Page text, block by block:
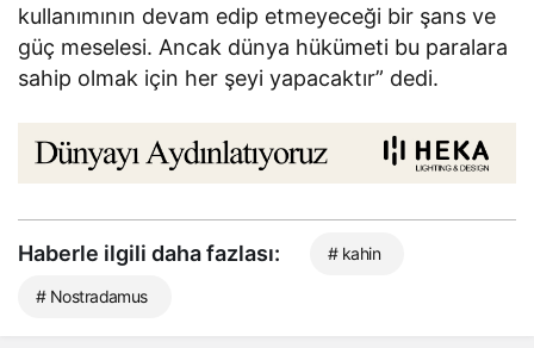
kullanımının devam edip etmeyeceği bir şans ve
güç meselesi. Ancak dünya hükümeti bu paralara
sahip olmak için her şeyi yapacaktır” dedi.
Haberle ilgili daha fazlası: # kahin
# Nostradamus